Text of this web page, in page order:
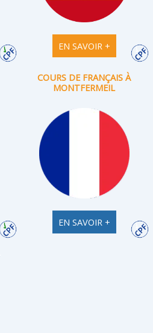
EN SAVOIR +
COURS DE FRANÇAIS À
MONTFERMEIL
EN SAVOIR +